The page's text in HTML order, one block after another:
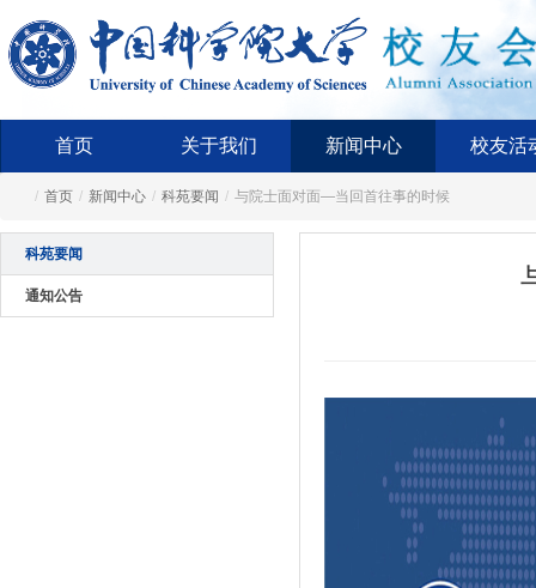
首页 关于我们 新闻中心 校友活
/ 首页 / 新闻中心 / 科苑要闻 / 与院士面对面—当回首往事的时候
科苑要闻
通知公告